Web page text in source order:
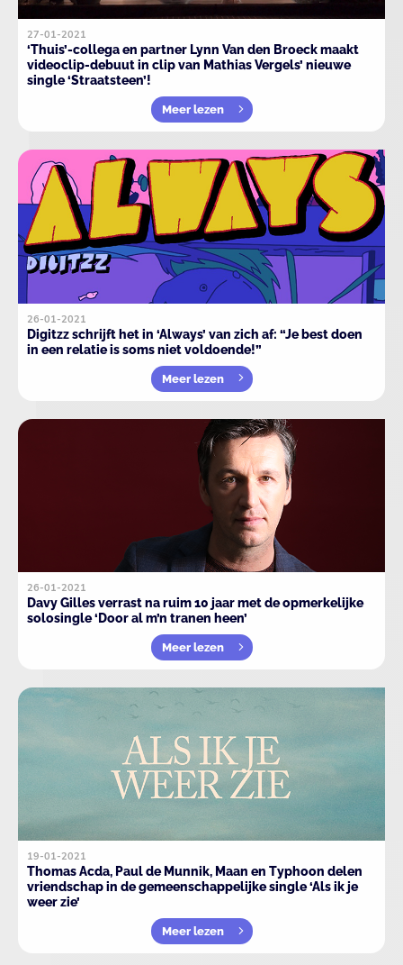
27-01-2021
‘Thuis’-collega en partner Lynn Van den Broeck maakt
videoclip-debuut in clip van Mathias Vergels’ nieuwe
single ‘Straatsteen’!
Meer lezen
26-01-2021
Digitzz schrijft het in ‘Always’ van zich af: “Je best doen
in een relatie is soms niet voldoende!”
Meer lezen
26-01-2021
Davy Gilles verrast na ruim 10 jaar met de opmerkelijke
solosingle ‘Door al m’n tranen heen’
Meer lezen
19-01-2021
Thomas Acda, Paul de Munnik, Maan en Typhoon delen
vriendschap in de gemeenschappelijke single ‘Als ik je
weer zie’
Meer lezen